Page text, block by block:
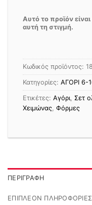
Αυτό το προϊόν
αυτή τη στιγμή.
Κωδικός προϊόντος:
Κατηγορίες: ΑΓΟΡΙ 6-
Ετικέτες: Αγόρι, Σετ
Χειμώνας, Φόρμες
ΠΕΡΙΓΡΑΦΉ
ΕΠΙΠΛΈΟΝ ΠΛΗΡΟΦΟΡΊΕΣ